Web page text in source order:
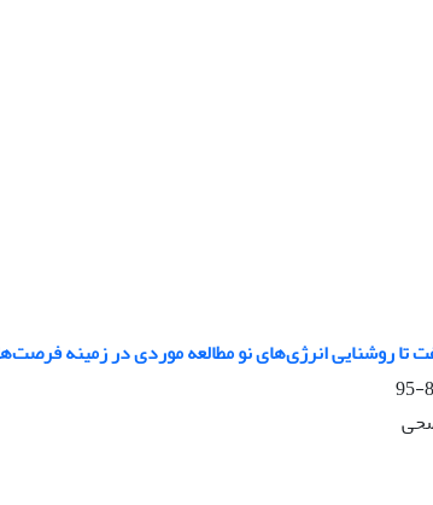
تا روشنایی انرژی‌های نو مطالعه موردی در زمینه